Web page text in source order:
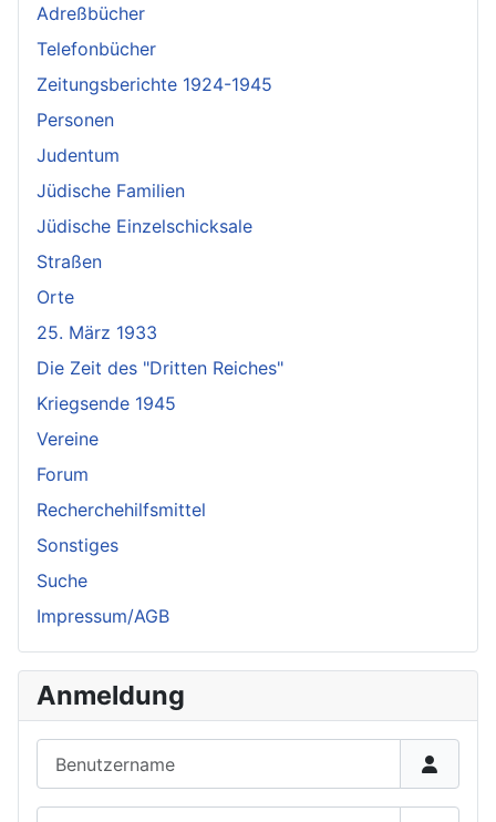
Adreßbücher
Telefonbücher
Zeitungsberichte 1924-1945
Personen
Judentum
Jüdische Familien
Jüdische Einzelschicksale
Straßen
Orte
25. März 1933
Die Zeit des "Dritten Reiches"
Kriegsende 1945
Vereine
Forum
Recherchehilfsmittel
Sonstiges
Suche
Impressum/AGB
Anmeldung